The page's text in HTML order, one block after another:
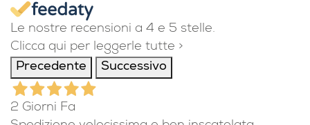
4,9/5
1.112
recensioni
Le nostre recensioni a 4 e 5 stelle.
Clicca qui per leggerle tutte >
Precedente
Successivo